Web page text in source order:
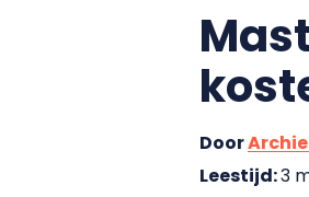
Door
Leestijd:3